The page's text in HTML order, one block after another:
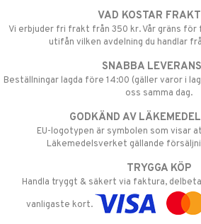
VAD KOSTAR
Vi erbjuder fri frakt från 350 kr. Vår gräns
utifån vilken avdelning du handlar
SNABBA
Beställningar lagda före 14:00 (gäller varor i
oss samma dag.
GODKÄND AV
EU-logotypen är symbolen som visar
Läkemedelsverket gällande
TRYGGA KÖP
Handla tryggt & säkert via faktura,
vanligaste kort.